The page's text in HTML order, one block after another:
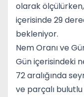
olarak
içerisinde 29
bekleniyor.
Nem Oranı ve
Gün içerisindeki
72 aralığında
ve parçalı